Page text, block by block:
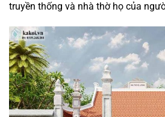
truyền thống và nhà thờ họ của